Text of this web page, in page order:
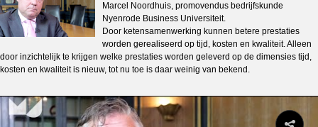
Marcel Noordhuis, promovendus bedrijfskunde
Nyenrode Business Universiteit.
Door ketensamenwerking kunnen betere prestaties
worden gerealiseerd op tijd, kosten en kwaliteit. Alleen
door inzichtelijk te krijgen welke prestaties worden geleverd op de dimensies tijd,
kosten en kwaliteit is nieuw, tot nu toe is daar weinig van bekend.